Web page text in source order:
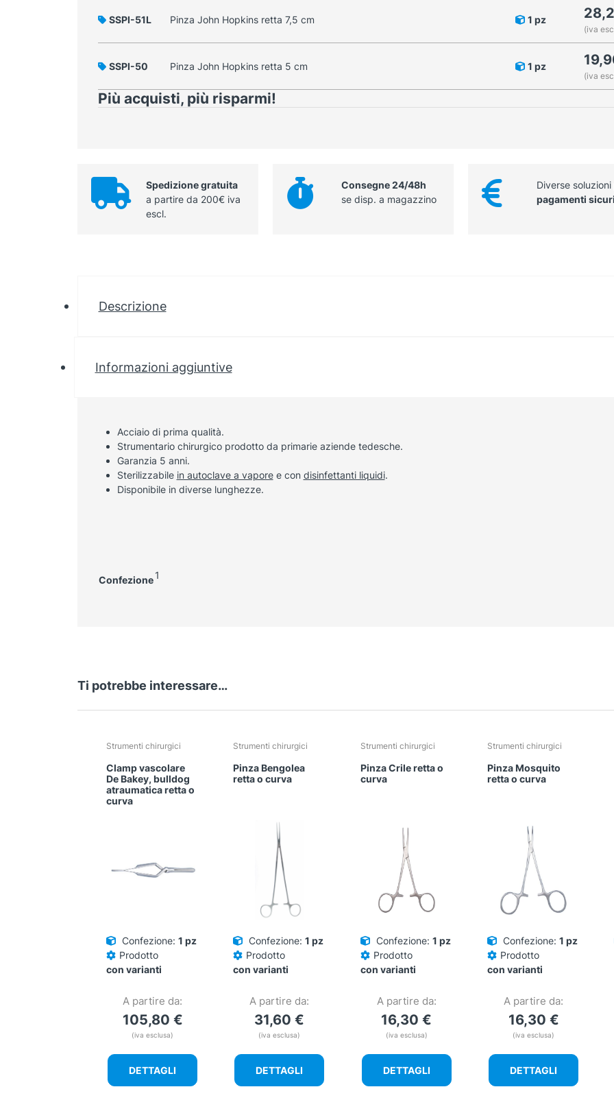
SSPI-51L Pinza John Hopkins retta 7,5 cm 1 pz
(iva
SSPI-50 Pinza John Hopkins retta 5 cm 1 pz
(iva
Più acquisti, più risparmi!
Spedizione gratuita
a partire da 200€ iva
escl.
Consegne 24/48h
se disp. a magazzino
Diverse soluzioni
pagamenti sicuri
Descrizione
Informazioni aggiuntive
Acciaio di prima qualità.
Strumentario chirurgico prodotto da primarie aziende tedesche.
Garanzia 5 anni.
Sterilizzabile in autoclave a vaporee con disinfettanti liquidi.
Disponibile in diverse lunghezze.
Confezione 1
Ti potrebbe interessare…
Strumenti chirurgici
Clamp vascolare
De Bakey, bulldog
atraumatica retta o
curva
Confezione: 1 pz
Prodotto
con varianti
A partire da:
105,80 €
(iva esclusa)
DETTAGLI
Strumenti chirurgici
Pinza Bengolea
retta o curva
Confezione: 1 pz
Prodotto
con varianti
A partire da:
31,60€
(iva esclusa)
DETTAGLI
Strumenti chirurgici
Pinza Crile retta o
curva
Confezione: 1 pz
Prodotto
con varianti
A partire da:
16,30€
(iva esclusa)
DETTAGLI
Strumenti chirurgici
Pinza Mosquito
retta o curva
Confezione: 1 pz
Prodotto
con varianti
A partire da:
16,30 €
(iva esclusa)
DETTAGLI